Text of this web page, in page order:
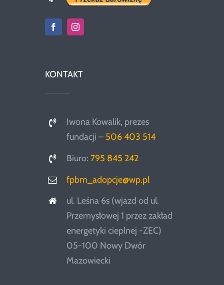
KONTAKT
Iwona Kowalik, prezes
fundacji – 506 403 514
Biuro:795 845 242
fpbm_adopcje@wp.pl
ul. Leśna 6s (wjazd od ul.
Przemysłowej 1 przez zakład
energetyki cieplnej -ZEC)
05-100 Nowy Dwór
Mazowiecki